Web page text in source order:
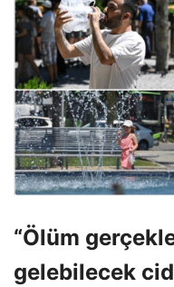
“Ölüm
gelebilecek